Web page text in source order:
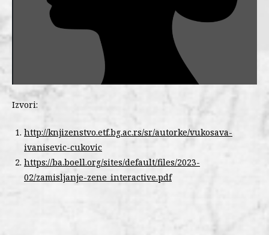
Izvori:
http://knjizenstvo.etf.bg.ac.rs/sr/autorke/vukosava-
ivanisevic-cukovic
https://ba.boell.org/sites/default/files/2023-
02/zamisljanje-zene_interactive.pdf